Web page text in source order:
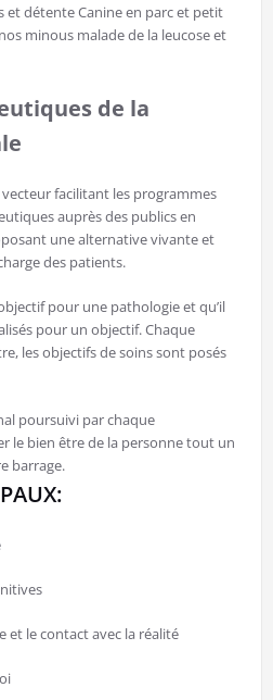
et détente Canine en parc et petit
minous malade de la leucose et
de la
facilitant les programmes
auprès des publics en
une alternative vivante et
des patients.
pour une pathologie et qu’il
pour un objectif. Chaque
les objectifs de soins sont posés
poursuivi par chaque
le bien être de la personne tout un
barrage.
et le contact avec la réalité